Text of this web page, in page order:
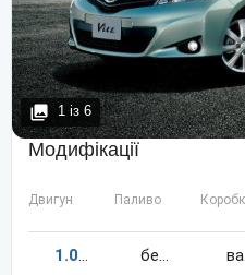
1 із 6
Модифікації
Двигун Паливо
1.069 бензин